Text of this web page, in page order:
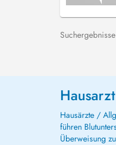
Hausarzt
Hausärzte /
führen
Überweisung